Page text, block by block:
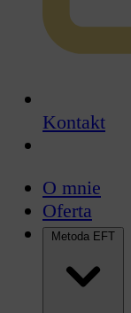
Kontakt
O mnie
Oferta
Metoda EFT